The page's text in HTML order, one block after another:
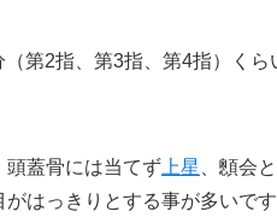
第2指、第3指、第4指）く
頭蓋骨には当てず 上星
、顖会
はっきりとする事が多いです